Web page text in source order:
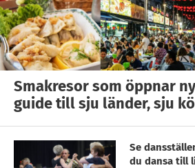
Smakresor som öppnar
guide till sju länder, sju
Se
du dansa till